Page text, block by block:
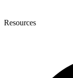
Resources